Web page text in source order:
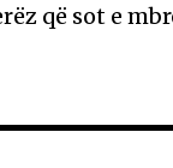
që sot e